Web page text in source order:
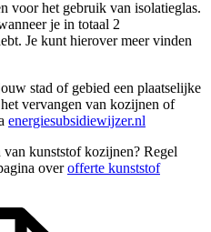
voor het gebruik van isolatieglas.
je in totaal 2
Je kunt hierover meer vinden
stad of gebied een plaatselijke
vervangen van kozijnen of
energiesubsidiewijzer.nl
kunststof kozijnen? Regel
overofferte kunststof